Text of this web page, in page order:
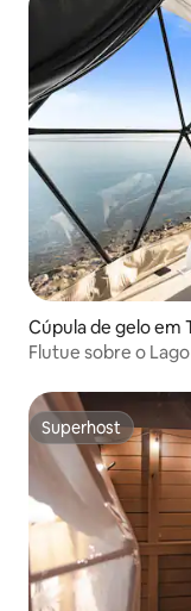
Cúpula de gelo em
Flutue sobre o
Superhost
Superhost